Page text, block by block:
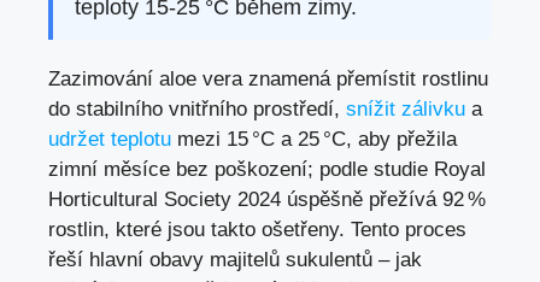
teploty 15‑25 °C během zimy.
Zazimování aloe vera znamená přemístit rostlinu
do stabilního vnitřního prostředí, snížit zálivku a
udržet teplotu mezi 15 °C a 25 °C, aby přežila
zimní měsíce bez poškození; podle studie Royal
Horticultural Society 2024 úspěšně přežívá 92 %
rostlin, které jsou takto ošetřeny. Tento proces
řeší hlavní obavy majitelů sukulentů – jak